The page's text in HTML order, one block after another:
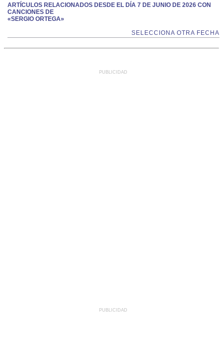
ARTÍCULOS RELACIONADOS DESDE EL DÍA 7 DE JUNIO DE 2026 CON
CANCIONES DE
«SERGIO ORTEGA»
SELECCIONA OTRA FECHA
PUBLICIDAD
PUBLICIDAD